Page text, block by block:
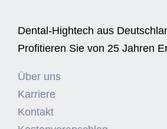
Dental-Hightech aus
Profitieren Sie von 25 Jahren
Über uns
Karriere
Kontakt